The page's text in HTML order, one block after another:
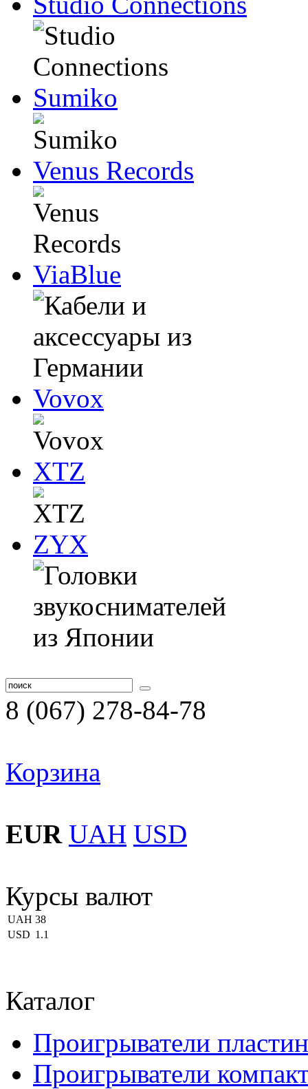
Sumiko
Venus Records
ViaBlue
Vovox
XTZ
ZYX
8 (067) 278-84-78
Корзина
EUR UAH USD
Курсы валют
UAH 38
USD 1.1
Каталог
Проигрыватели
Проигрыватели